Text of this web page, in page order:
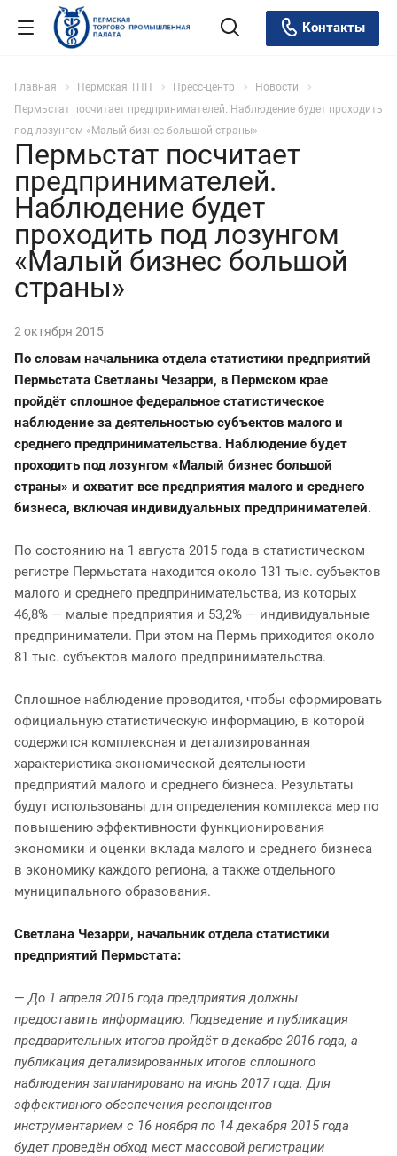
Контакты
Главная Пермская ТПП Пресс-центр
Новости
Пермьстат посчитает предпринимателей. Наблюдение будет проходить
под лозунгом «Малый бизнес большой страны»
Пермьстат посчитает
предпринимателей.
Наблюдение будет
проходить под лозунгом
«Малый бизнес большой
страны»
2 октября 2015
По словам начальника отдела статистики предприятий
Пермьстата Светланы Чезарри, в Пермском крае
пройдёт сплошное федеральное статистическое
наблюдение за деятельностью субъектов малого и
среднего предпринимательства. Наблюдение будет
проходить под лозунгом «Малый бизнес большой
страны» и охватит все предприятия малого и среднего
бизнеса, включая индивидуальных предпринимателей.
По состоянию на 1 августа 2015 года в статистическом
регистре Пермьстата находится около 131 тыс. субъектов
малого и среднего предпринимательства, из которых
46,8% — малые предприятия и 53,2% — индивидуальные
предприниматели. При этом на Пермь приходится около
81 тыс. субъектов малого предпринимательства.
Сплошное наблюдение проводится, чтобы сформировать
официальную статистическую информацию, в которой
содержится комплексная и детализированная
характеристика экономической деятельности
предприятий малого и среднего бизнеса. Результаты
будут использованы для определения комплекса мер по
повышению эффективности функционирования
экономики и оценки вклада малого и среднего бизнеса
в экономику каждого региона, а также отдельного
муниципального образования.
Светлана Чезарри, начальник отдела статистики
предприятий Пермьстата:
—До 1 апреля 2016 года предприятия должны
предоставить информацию. Подведение и публикация
предварительных итогов пройдёт в декабре 2016 года, а
публикация детализированных итогов сплошного
наблюдения запланировано на июнь 2017 года. Для
эффективного обеспечения респондентов
инструментарием с 16 ноября по 14 декабря 2015 года
будет проведён обход мест массовой регистрации